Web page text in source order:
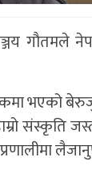
गौतमले
भएको
संस्कृति